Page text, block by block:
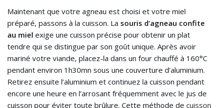
Maintenant que votre agneau est choisi et votre miel
préparé, passons à la cuisson. La souris d’agneau confite
au miel exige une cuisson précise pour obtenir un plat
tendre qui se distingue par son goût unique. Après avoir
mariné votre viande, placez-la dans un four chauffé à 160°C
pendant environ 1h30mn sous une couverture d’aluminium.
Retirez ensuite l’aluminium et continuez la cuisson pendant
encore une heure en l’arrosant fréquemment avec le jus de
cuisson pour éviter toute brûlure. Cette méthode de cuisson